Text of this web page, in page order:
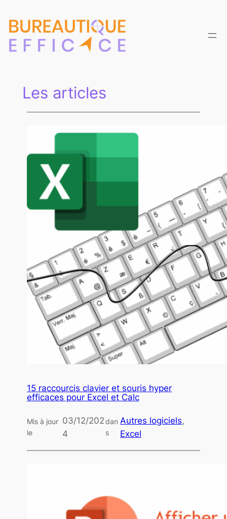
au
contenu
Les articles
15 raccourcis clavier et souris hyper
efficaces pour Excel et Calc
Mis à jour
le
03/12/202
4
dan
s
Autres logiciels
Excel